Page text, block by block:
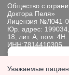
Общество с
Доктора Пеля»
Лицензия №Л041-
Юр. адрес:
18, лит. А, пом. 4Н.
ИНН:7814410305
ОГРН:
Информация,сайта.
Уважаемые